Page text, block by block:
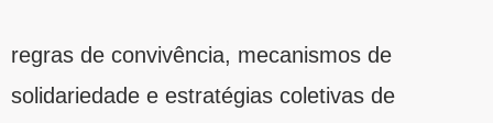
regras de convivência, mecanismos de
solidariedade e estratégias coletivas de